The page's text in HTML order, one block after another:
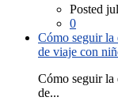
Posted
0
Cómo seguir
de viaje con
Cómo seguir
de...